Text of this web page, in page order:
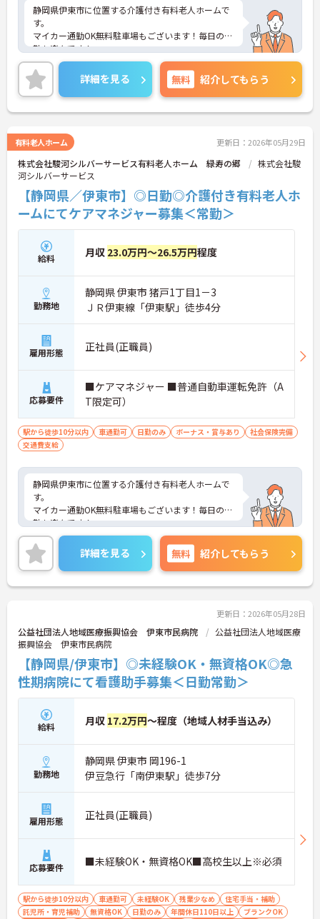
静岡県伊東市に位置する介護付き有料老人ホームで
す。
マイカー通勤OK無料駐車場もございます！毎日の通
勤も楽々です！
また、子育て理解があり◎お子様の急な体調不良に
も柔軟に対応いただけます◎
ご興味をお持ちの方には詳細の情報や面接のポイン
トをお伝えしますのでお気軽にお問い合わせくださ
いませ。
詳細を見る 無料 紹介してもらう
有料老人ホーム 更新日：2026年05月29日
株式会社駿河シルバーサービス有料老人ホーム 緑寿の郷
株式会社駿
河シルバーサービス
【静岡県／伊東市】◎日勤◎介護付き有料老人ホ
ームにてケアマネジャー募集＜常勤＞
給料 月収 23.0万円～26.5万円程度
勤務地
静岡県 伊東市 猪戸1丁目1－3
ＪＲ伊東線「伊東駅」徒歩4分
雇用形態 正社員(正職員)
応募要件
■ケアマネジャー ■普通自動車運転免許（A
T限定可）
駅から徒歩10分以内 車通勤可 日勤のみ ボーナス・賞与あり
社会保険完備
交通費支給
静岡県伊東市に位置する介護付き有料老人ホームで
す。
マイカー通勤OK無料駐車場もございます！毎日の通
勤も楽々です！
また、子育て理解があり◎お子様の急な体調不良に
も柔軟に対応いただけます◎
ご興味をお持ちの方には詳細の情報や面接のポイン
トをお伝えしますのでお気軽にお問い合わせくださ
いませ。
詳細を見る 無料 紹介してもらう
更新日：2026年05月28日
公益社団法人地域医療振興協会 伊東市民病院
公益社団法人地域医療
振興協会 伊東市民病院
【静岡県/伊東市】◎未経験OK・無資格OK◎急
性期病院にて看護助手募集＜日勤常勤＞
給料 月収 17.2万円～程度（地域人材手当込み）
勤務地
静岡県 伊東市 岡196-1
伊豆急行「南伊東駅」徒歩7分
雇用形態 正社員(正職員)
応募要件 ■未経験OK・無資格OK■高校生以上※必須
駅から徒歩10分以内 車通勤可 未経験OK 残業少なめ
住宅手当・補助
託児所・育児補助
無資格OK 日勤のみ 年間休日110日以上 ブランクOK